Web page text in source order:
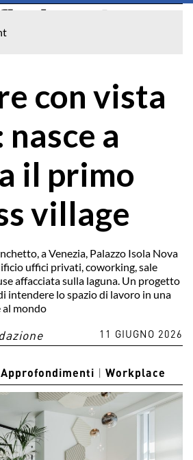
con vista
a
il primo
village
a Venezia, Palazzo Isola Nova
uffici privati, coworking, sale
affacciata sulla laguna. Un progetto
intendere lo spazio di lavoro in una
al mondo
11 GIUGNO 2026
Approfondimenti Workplace